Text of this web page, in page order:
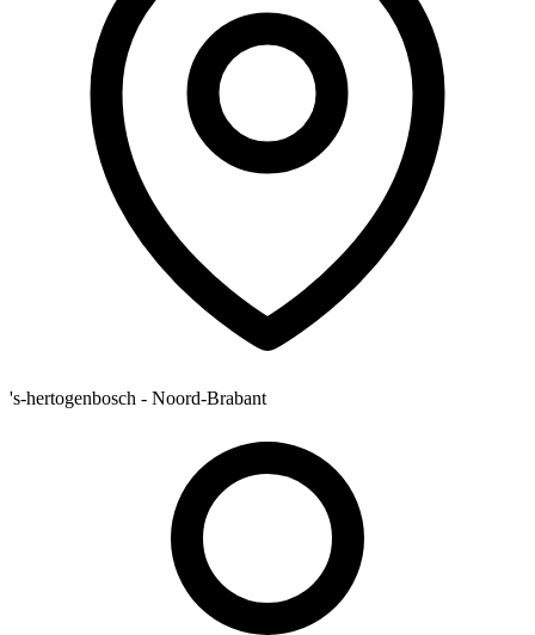
's-hertogenbosch - Noord-Brabant